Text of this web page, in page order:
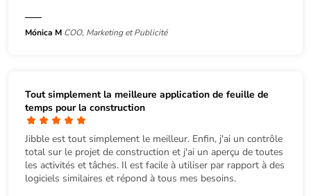
Mónica M COO, Marketing et Publicité
Tout simplement la meilleure application de feuille de
temps pour la construction
Jibble est tout simplement le meilleur. Enfin, j'ai un contrôle
total sur le projet de construction et j'ai un aperçu de toutes
les activités et tâches. Il est facile à utiliser par rapport à des
logiciels similaires et répond à tous mes besoins.